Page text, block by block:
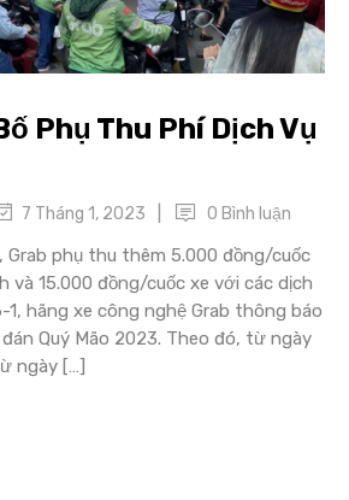
Phụ Thu Phí Dịch Vụ
7 Tháng 1, 2023 0 Bình luận
Grab phụ thu thêm 5.000 đồng/cuốc
và 15.000 đồng/cuốc xe với các dịch
1, hãng xe công nghệ Grab thông báo
Quý Mão 2023. Theo đó, từ ngày
ngày […]